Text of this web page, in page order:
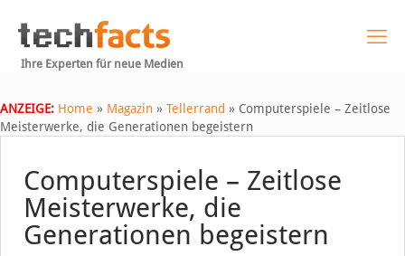
Ihre Experten für neue Medien
ANZEIGE: Home » Magazin » Tellerrand » Computerspiele – Zeitlose
Meisterwerke, die Generationen begeistern
Computerspiele – Zeitlose
Meisterwerke, die
Generationen begeistern